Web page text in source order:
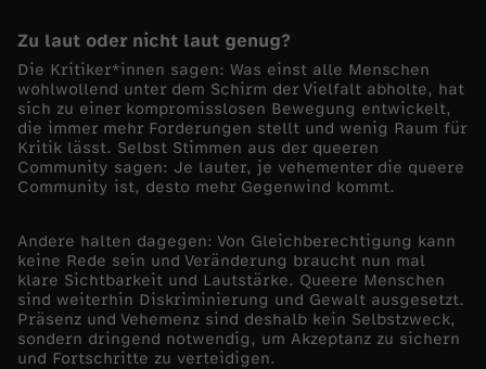
i
b
e
n
w
i
r
Zu laut oder nicht laut genug?
Die Kritiker*innen sagen: Was einst alle Menschen
wohlwollend unter dem Schirm der Vielfalt abholte, hat
sich zu einer kompromisslosen Bewegung entwickelt,
die immer mehr Forderungen stellt und wenig Raum für
Kritik lässt. Selbst Stimmen aus der queeren
Community sagen: Je lauter, je vehementer die queere
Community ist, desto mehr Gegenwind kommt.
Andere halten dagegen: Von Gleichberechtigung kann
keine Rede sein und Veränderung braucht nun mal
klare Sichtbarkeit und Lautstärke. Queere Menschen
sind weiterhin Diskriminierung und Gewalt ausgesetzt.
Präsenz und Vehemenz sind deshalb kein Selbstzweck,
sondern dringend notwendig, um Akzeptanz zu sichern
und Fortschritte zu verteidigen.